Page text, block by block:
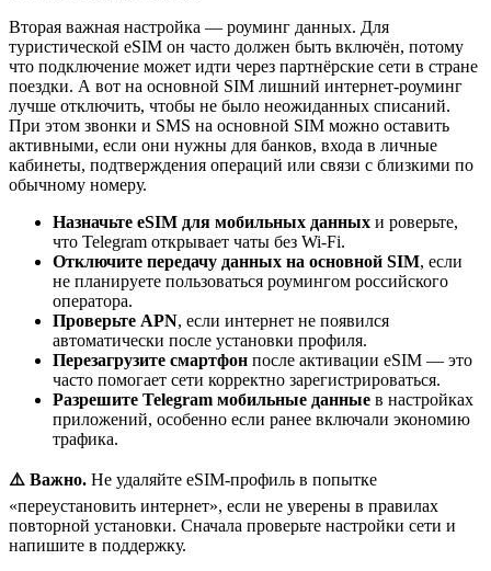
Вторая важная настройка — роуминг данных. Для
туристической eSIM он часто должен быть включён, потому
что подключение может идти через партнёрские сети в стране
поездки. А вот на основной SIM лишний интернет-роуминг
лучше отключить, чтобы не было неожиданных списаний.
При этом звонки и SMS на основной SIM можно оставить
активными, если они нужны для банков, входа в личные
кабинеты, подтверждения операций или связи с близкими по
обычному номеру.
Назначьте eSIM для мобильных данных и роверьте,
что Telegram открывает чаты без Wi‑Fi.
Отключите передачу данных на основной SIM, если
не планируете пользоваться роумингом российского
оператора.
Проверьте APN, если интернет не появился
автоматически после установки профиля.
Перезагрузите смартфон после активации eSIM — это
часто помогает сети корректно зарегистрироваться.
Разрешите Telegram мобильные данные в настройках
приложений, особенно если ранее включали экономию
трафика.
⚠️ Важно. Не удаляйте eSIM-профиль в попытке
«переустановить интернет», если не уверены в правилах
повторной установки. Сначала проверьте настройки сети и
напишите в поддержку.